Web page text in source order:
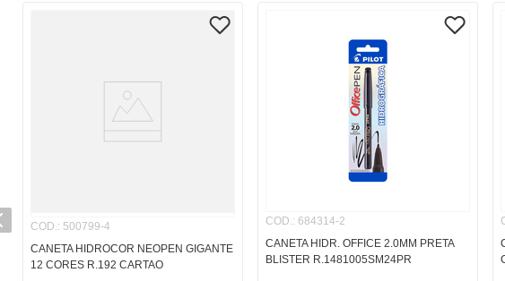
COD.: 500799-4
CANETA HIDROCOR NEOPEN GIGANTE
12 CORES R.192 CARTAO
COD.: 684314-2
CANETA HIDR. OFFICE 2.0MM PRETA
BLISTER R.1481005SM24PR